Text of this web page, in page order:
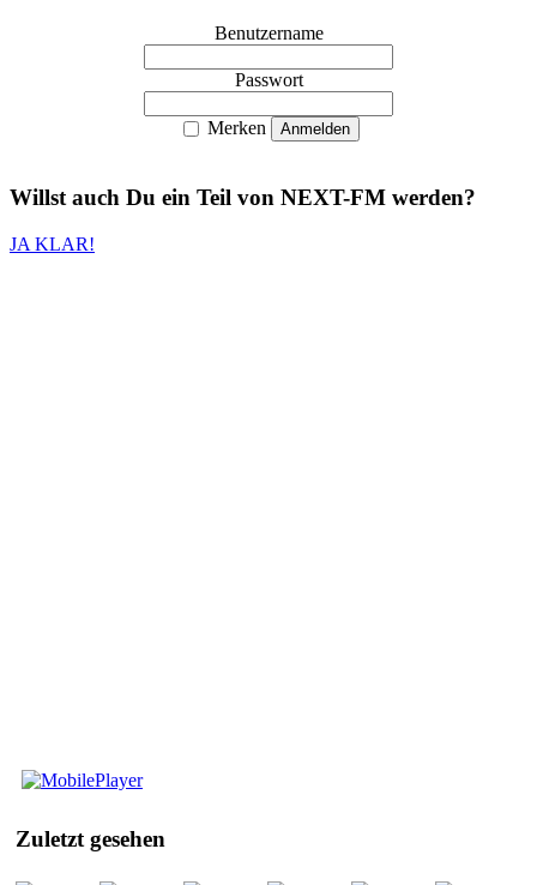
Benutzername
Passwort
Merken
Willst auch Du ein Teil von NEXT-FM werden?
JA KLAR!
Zuletzt gesehen